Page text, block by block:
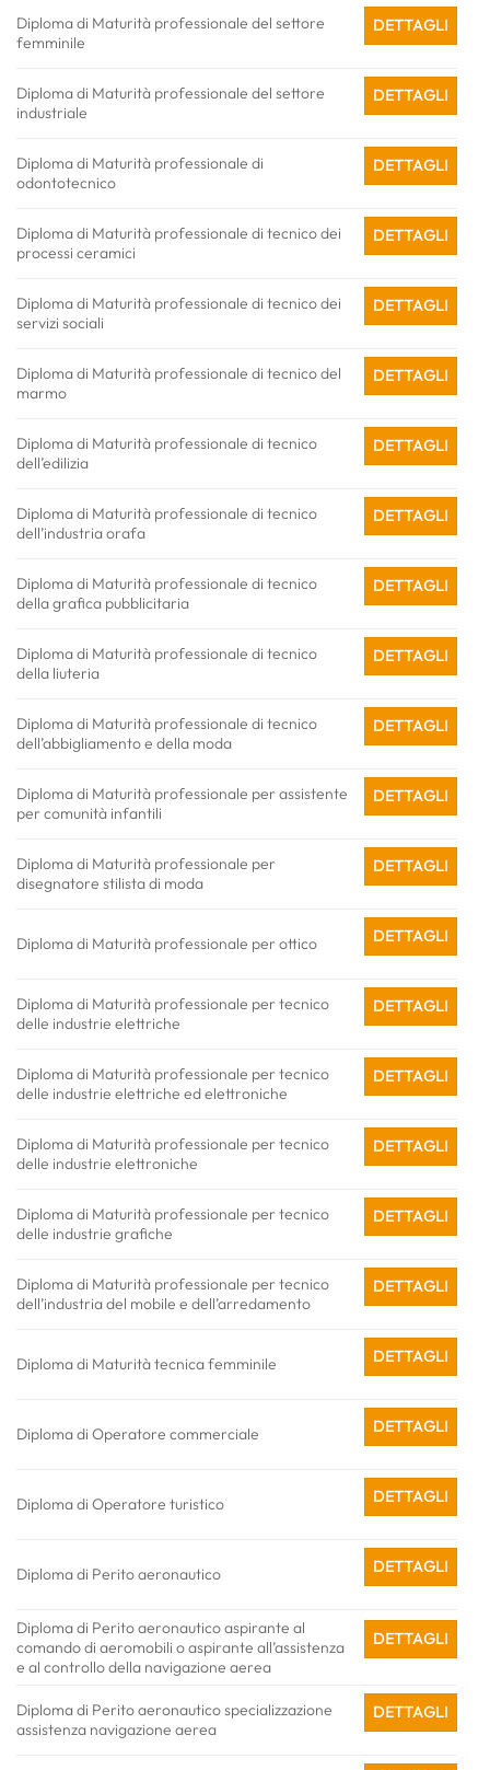
Diploma di Maturità professionale del settore
femminile
DETTAGLI
Diploma di Maturità professionale del settore
industriale
DETTAGLI
Diploma di Maturità professionale di
odontotecnico
DETTAGLI
Diploma di Maturità professionale di tecnico dei
processi ceramici
DETTAGLI
Diploma di Maturità professionale di tecnico dei
servizi sociali
DETTAGLI
Diploma di Maturità professionale di tecnico del
marmo
DETTAGLI
Diploma di Maturità professionale di tecnico
dell’edilizia
DETTAGLI
Diploma di Maturità professionale di tecnico
dell’industria orafa
DETTAGLI
Diploma di Maturità professionale di tecnico
della grafica pubblicitaria
DETTAGLI
Diploma di Maturità professionale di tecnico
della liuteria
DETTAGLI
Diploma di Maturità professionale di tecnico
dell’abbigliamento e della moda
DETTAGLI
Diploma di Maturità professionale per assistente
per comunità infantili
DETTAGLI
Diploma di Maturità professionale per
disegnatore stilista di moda
DETTAGLI
Diploma di Maturità professionale per ottico DETTAGLI
Diploma di Maturità professionale per tecnico
delle industrie elettriche
DETTAGLI
Diploma di Maturità professionale per tecnico
delle industrie elettriche ed elettroniche
DETTAGLI
Diploma di Maturità professionale per tecnico
delle industrie elettroniche
DETTAGLI
Diploma di Maturità professionale per tecnico
delle industrie grafiche
DETTAGLI
Diploma di Maturità professionale per tecnico
dell’industria del mobile e dell’arredamento
DETTAGLI
Diploma di Maturità tecnica femminile DETTAGLI
Diploma di Operatore commerciale DETTAGLI
Diploma di Operatore turistico DETTAGLI
Diploma di Perito aeronautico DETTAGLI
Diploma di Perito aeronautico aspirante al
comando di aeromobili o aspirante all’assistenza
e al controllo della navigazione aerea
DETTAGLI
Diploma di Perito aeronautico specializzazione
assistenza navigazione aerea
DETTAGLI